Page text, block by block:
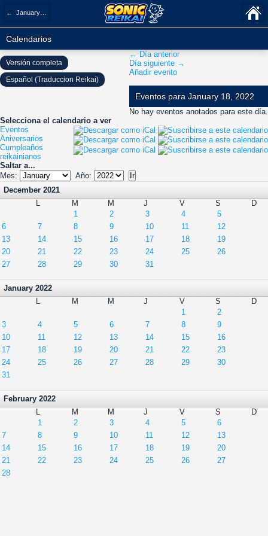
← January 2022
Calendarios
← Día anterior
Día siguiente →
Añadir evento
Eventos para January 18, 2022
No hay eventos anotados para este día.
Selecciona el calendario a ver
Eventos
Aniversarios
Cumpleaños
reikainianos
Saltar a...
Mes:
Año:
December 2021
L
M M J V S
D
1
2 3 4
5
6
7 8 9 10 11
12
13
14 15 16 17 18
19
20
21 22 23 24 25
26
27
28 29 30 31
January 2022
L
M M J V S
D
1
2
3
4 5 6 7 8
9
10
11 12 13 14 15
16
17
18 19 20 21 22
23
24
25 26 27 28 29
30
31
February 2022
L
M M J V S
D
1
2 3 4 5
6
7
8 9 10 11 12
13
14
15 16 17 18 19
20
21
22 23 24 25 26
27
28
Versión completa
Español (Traduccion Reikai)